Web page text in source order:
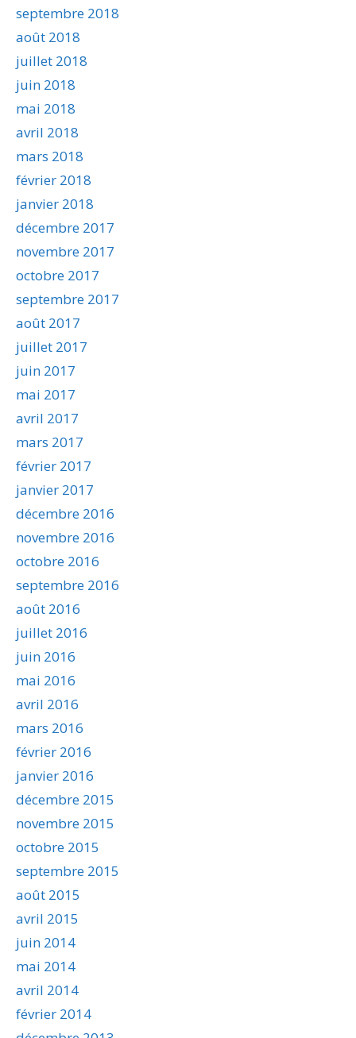
septembre 2018
août 2018
juillet 2018
juin 2018
mai 2018
avril 2018
mars 2018
février 2018
janvier 2018
décembre 2017
novembre 2017
octobre 2017
septembre 2017
août 2017
juillet 2017
juin 2017
mai 2017
avril 2017
mars 2017
février 2017
janvier 2017
décembre 2016
novembre 2016
octobre 2016
septembre 2016
août 2016
juillet 2016
juin 2016
mai 2016
avril 2016
mars 2016
février 2016
janvier 2016
décembre 2015
novembre 2015
octobre 2015
septembre 2015
août 2015
avril 2015
juin 2014
mai 2014
avril 2014
février 2014